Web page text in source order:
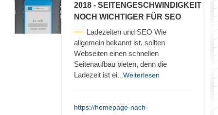
2018 - SEITENGESCHWINDIGKEIT
NOCH WICHTIGER FÜR SEO
Ladezeiten und SEO Wie
allgemein bekannt ist, sollten
Webseiten einen schnellen
Seitenaufbau bieten, denn die
Ladezeit ist ei ...Weiterlesen
https://homepage-nach-